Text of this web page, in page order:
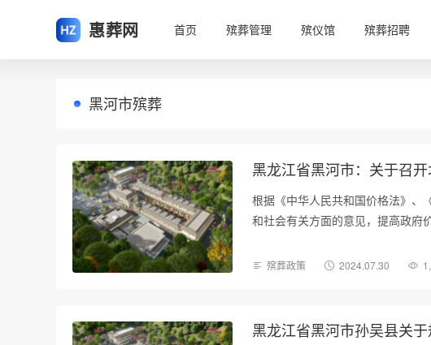
惠葬网 首页 殡葬管理 殡仪馆 殡葬招聘
黑河市殡葬
黑龙江省黑河市：关于召
根据《中华人民共和国价格法》、
和社会有关方面的意见，提高政
殡葬政策 2024.07.30
黑龙江省黑河市孙吴县关